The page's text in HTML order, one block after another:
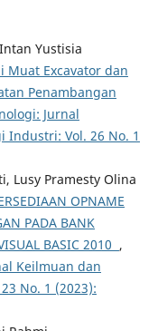
Yustisia
Muat Excavator dan
Penambangan
Jurnal
Industri: Vol. 26 No. 1
Lusy Pramesty Olina
OPNAME
PADA BANK
BASIC 2010 ,
Keilmuan dan
No. 1 (2023):